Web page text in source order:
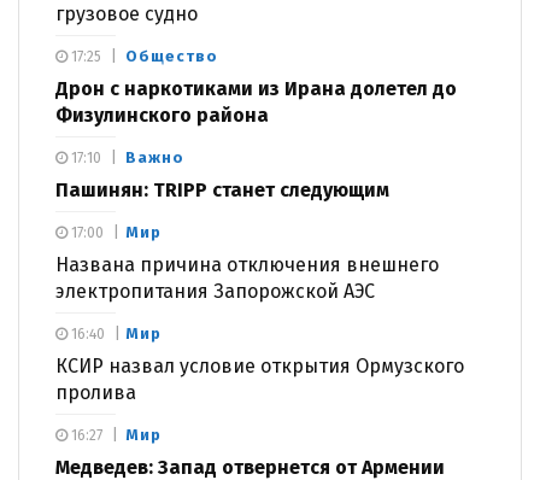
грузовое судно
Общество
Дрон с наркотиками из Ирана долетел до
Физулинского района
17:25
Важно
Пашинян: TRIPP станет следующим
17:10
Мир
Названа причина отключения внешнего
электропитания Запорожской АЭС
17:00
Мир
КСИР назвал условие открытия Ормузского
пролива
16:40
Мир
Медведев: Запад отвернется от Армении
16:27